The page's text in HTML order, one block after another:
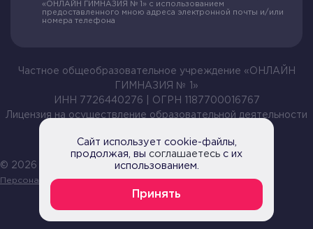
«ОНЛАЙН ГИМНАЗИЯ № 1» с использованием
предоставленного мною адреса электронной почты и/или
номера телефона
Частное общеобразовательное учреждение «ОНЛАЙН
ГИМНАЗИЯ № 1»
ИНН 7726440276 | ОГРН 1187700016767
Лицензия на осуществление образовательной деятельности
© 2026 Все права защищены |Политика обработки
Персональных данных
Согласие на обработку персональных данных
Сайт использует cookie-файлы,
продолжая, вы соглашаетесь с их
использованием.
Принять